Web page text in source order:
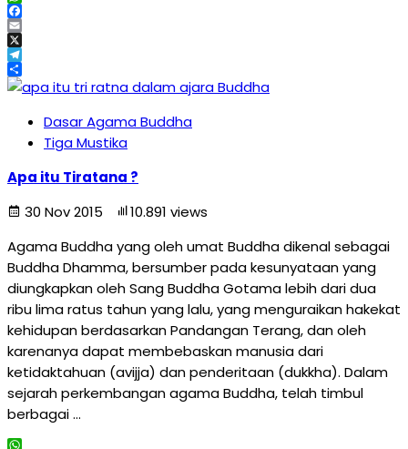
WhatsApp
Facebook
Email
X
Telegram
Share
Dasar Agama Buddha
Tiga Mustika
Apa itu Tiratana ?
30 Nov 2015
10.891 views
Agama Buddha yang oleh umat Buddha dikenal sebagai
Buddha Dhamma, bersumber pada kesunyataan yang
diungkapkan oleh Sang Buddha Gotama lebih dari dua
ribu lima ratus tahun yang lalu, yang menguraikan hakekat
kehidupan berdasarkan Pandangan Terang, dan oleh
karenanya dapat membebaskan manusia dari
ketidaktahuan (avijja) dan penderitaan (dukkha). Dalam
sejarah perkembangan agama Buddha, telah timbul
berbagai …